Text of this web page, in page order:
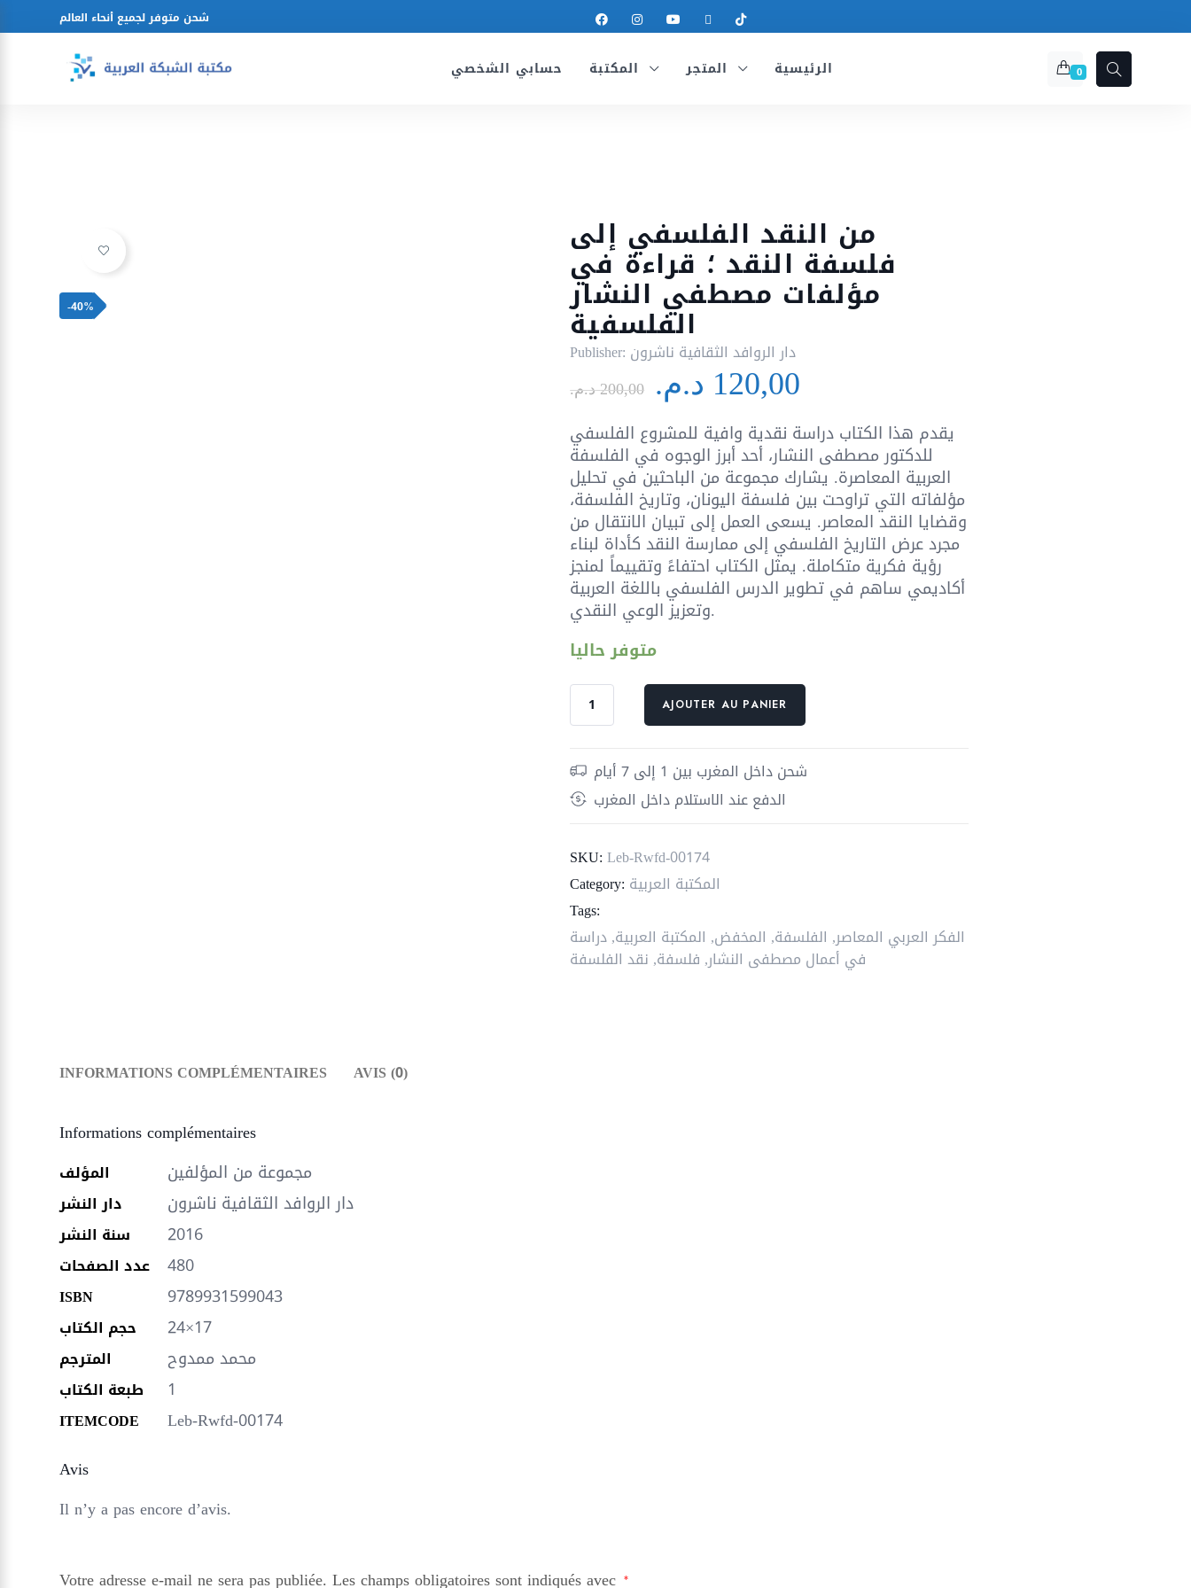
شحن متوفر لجميع أنحاء العالم
حسابي الشخصي الرئيسية 0
Ajouter à la liste d’envies
-40%
من النقد الفلسفي إلى
فلسفة النقد ؛ قراءة في
مؤلفات مصطفي النشار
الفلسفية
Publisher: دار الروافد الثقافية ناشرون
200,00 د.م. Le
prix
initial
était : 200,00 د.م..
120,00 د.م.
actuel
est : 120,00 د.م..
يقدم هذا الكتاب دراسة نقدية وافية للمشروع الفلسفي
للدكتور مصطفى النشار، أحد أبرز الوجوه في الفلسفة
العربية المعاصرة. يشارك مجموعة من الباحثين في تحليل
مؤلفاته التي تراوحت بين فلسفة اليونان، وتاريخ الفلسفة،
وقضايا النقد المعاصر. يسعى العمل إلى تبيان الانتقال من
مجرد عرض التاريخ الفلسفي إلى ممارسة النقد كأداة لبناء
رؤية فكرية متكاملة. يمثل الكتاب احتفاءً وتقييماً لمنجز
أكاديمي ساهم في تطوير الدرس الفلسفي باللغة العربية
وتعزيز الوعي النقدي.
متوفر حاليا
quantité
النقد
الفلسفي
إلى
النقد
؛
قراءة
في
مؤلفات
مصطفي
AJOUTER AU PANIER
شحن داخل المغرب بين 1 إلى 7 أيام
الدفع عند الاستلام داخل المغرب
SKU: Leb-Rwfd-00174
Category: المكتبة العربية
Tags:
الفكر العربي المعاصر, الفلسفة, المخفض, المكتبة العربية,دراسة
في أعمال مصطفى النشار,فلسفة,نقد الفلسفة
INFORMATIONS COMPLÉMENTAIRES AVIS (0)
Informations complémentaires
المؤلف مجموعة من المؤلفين
دار النشر دار الروافد الثقافية ناشرون
سنة النشر 2016
عدد الصفحات 480
ISBN 9789931599043
حجم الكتاب 24×17
المترجم محمد ممدوح
طبعة الكتاب 1
ITEMCODE
Leb-Rwfd-00174
Avis
Il n’y a pas encore d’avis.
Votre adresse e-mail ne sera pas publiée. Les champs obligatoires sont indiqués avec *